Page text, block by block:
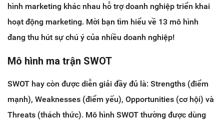
hình marketing khác nhau hỗ trợ doanh nghiệp triển khai
hoạt động marketing. Mời bạn tìm hiểu về 13 mô hình
đang thu hút sự chú ý của nhiều doanh nghiệp!
Mô hình ma trận SWOT
SWOT hay còn được diễn giải đầy đủ là: Strengths (điểm
mạnh), Weaknesses (điểm yếu), Opportunities (cơ hội) và
Threats (thách thức). Mô hình SWOT thường được dùng